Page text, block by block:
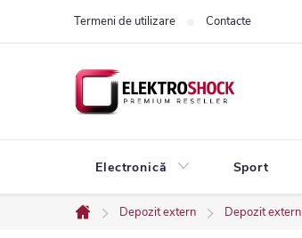
Termeni de utilizare Contacte
Electronică Sport
Acasă
Depozit extern Depozit extern